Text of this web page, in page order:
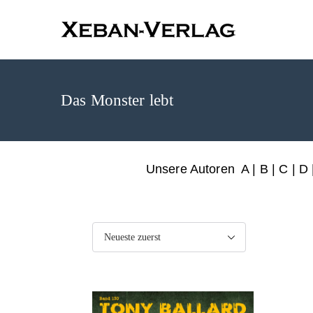
Das Monster lebt
Unsere AutorenA| B C D